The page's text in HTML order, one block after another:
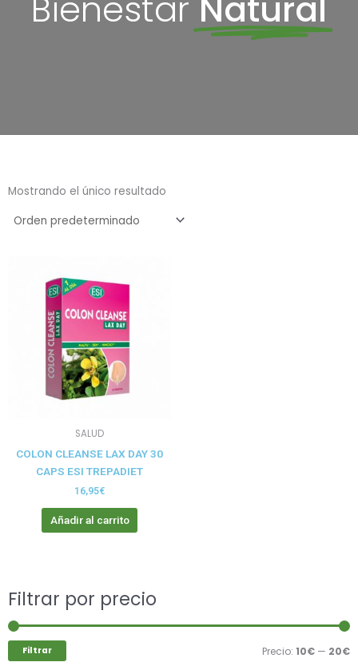
Bienestar Natural
Mostrando el único resultado
SALUD
COLON CLEANSE LAX DAY 30
CAPS ESI TREPADIET
16,95€
Añadir al carrito
Filtrar por precio
Filtrar Precio: 10€ — 20€
Buscar